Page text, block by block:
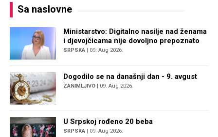
Sa naslovne
Ministarstvo: Digitalno nasilje nad ženama
i djevojčicama nije dovoljno prepoznato
SRPSKA | 09. Aug 2026.
Dogodilo se na današnji dan - 9. avgust
ZANIMLJIVO | 09. Aug 2026.
U Srpskoj rođeno 20 beba
SRPSKA | 09. Aug 2026.